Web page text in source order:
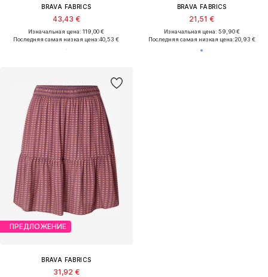
BRAVA FABRICS
43,43 €
Изначальная цена: 119,00 €
Последняя самая низкая цена:40,53 €
BRAVA FABRICS
21,51 €
Изначальная цена: 59,90 €
Последняя самая низкая цена:20,93 €
ПРЕДЛОЖЕНИЕ
BRAVA FABRICS
31,92 €